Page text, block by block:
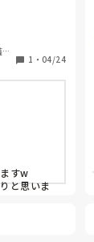
いしかな
しまうの
1 ・ 04/24
すw
と思いま